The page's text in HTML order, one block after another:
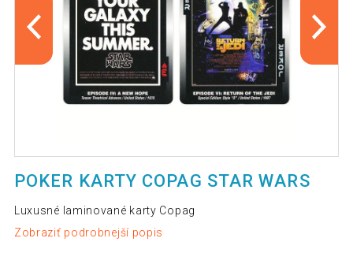
POKER KARTY COPAG STAR WARS
Luxusné laminované karty Copag
Zobraziť podrobnejší popis